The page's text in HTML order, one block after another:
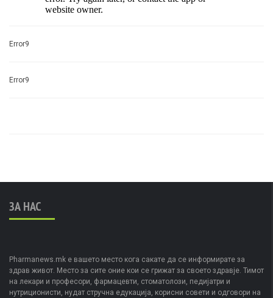
Error9
Error9
ЗА НАС
Pharmanews.mk е вашето место кога сакате да се информирате за
здрав живот. Место за сите оние кои се грижат за своето здравје. Тимот
на лекари и професори, фармацевти, стоматолози, педијатри и
нутриционисти, нудат стручна едукација, корисни совети и одговори на